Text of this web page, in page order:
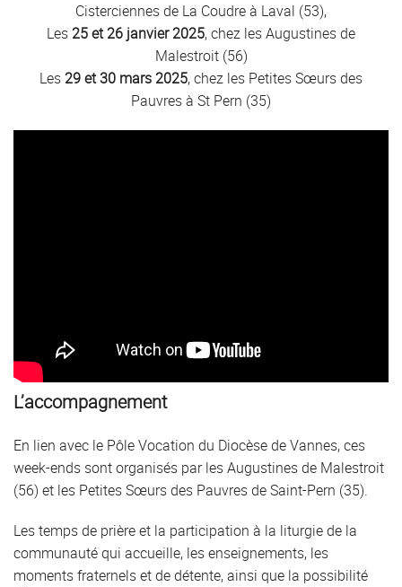
Cisterciennes de La Coudre à Laval (53),
Les25 et 26 janvier 2025, chez les Augustines de
Malestroit (56)
Les29 et 30 mars 2025, chez les Petites Sœurs des
Pauvres à St Pern (35)
L’accompagnement
En lien avec le Pôle Vocation du Diocèse de Vannes, ces
week-ends sont organisés par les Augustines de Malestroit
(56) et les Petites Sœurs des Pauvres de Saint-Pern (35).
Les temps de prière et la participation à la liturgie de la
communauté qui accueille, les enseignements, les
moments fraternels et de détente, ainsi que la possibilité